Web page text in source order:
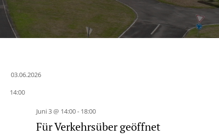
03.06.2026
wählen.
14:00
Juni 3 @ 14:00- 18:00
Für Verkehrsüber geöffnet